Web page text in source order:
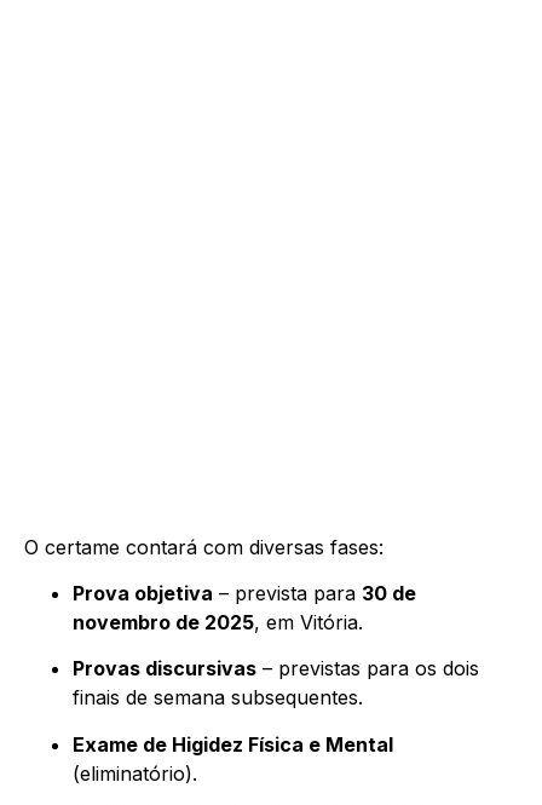
O certame contará com diversas fases:
Prova objetiva – prevista para 30 de
novembro de 2025, em Vitória.
Provas discursivas – previstas para os dois
finais de semana subsequentes.
Exame de Higidez Física e Mental
(eliminatório).